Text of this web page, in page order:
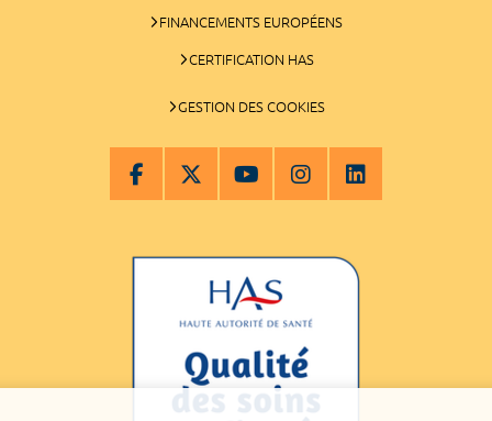
FINANCEMENTS EUROPÉENS
CERTIFICATION HAS
GESTION DES COOKIES